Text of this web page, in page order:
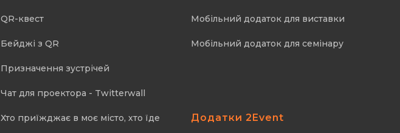
QR-квест
Бейджі з QR
Призначення зустрічей
Чат для проектора - Twitterwall
Хто приїжджає в моє місто, хто їде
Мобільний додаток для виставки
Мобільний додаток для семінару
Додатки 2Event